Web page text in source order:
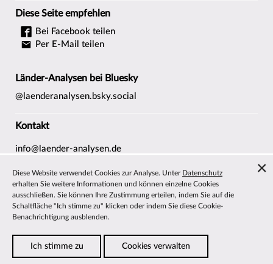
Diese Seite empfehlen
Bei Facebook teilen
Per E-Mail teilen
Länder-Analysen bei Bluesky
@laenderanalysen.bsky.social
Kontakt
info@laender-analysen.de
Fax: 0421/218-69607
Wissenschaftliche Beiräte
Über die Länder-Analysen
Diese Website verwendet Cookies zur Analyse. Unter Datenschutz
erhalten Sie weitere Informationen und können einzelne Cookies
ausschließen. Sie können Ihre Zustimmung erteilen, indem Sie auf die
Schaltfläche "Ich stimme zu" klicken oder indem Sie diese Cookie-
Benachrichtigung ausblenden.
Ich stimme zu Cookies verwalten